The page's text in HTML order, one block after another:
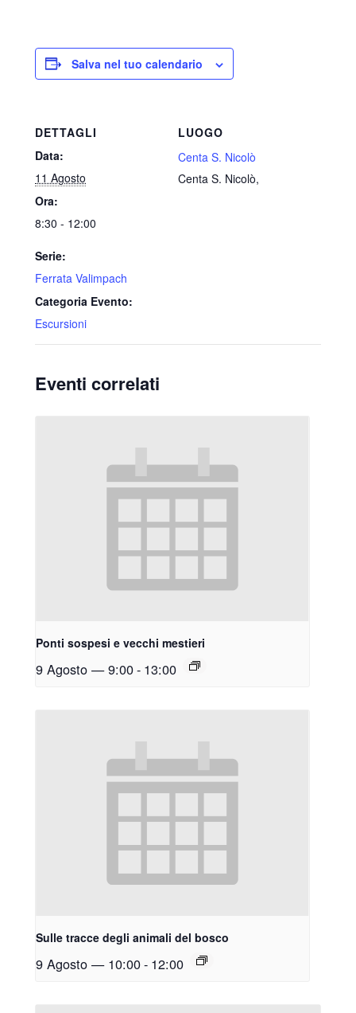
Salva nel tuo calendario
DETTAGLI
Data:
11 Agosto
Ora:
8:30 - 12:00
Serie:
Ferrata Valimpach
Categoria Evento:
Escursioni
LUOGO
Centa S. Nicolò
Centa S. Nicolò,
Eventi correlati
Ponti sospesi e vecchi mestieri
9 Agosto — 9:00- 13:00
Sulle tracce degli animali del bosco
9 Agosto — 10:00- 12:00